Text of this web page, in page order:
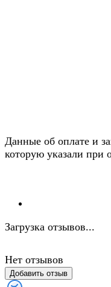
Данные об оплате и
которую указали при
Загрузка отзывов...
Нет отзывов
Добавить отзыв